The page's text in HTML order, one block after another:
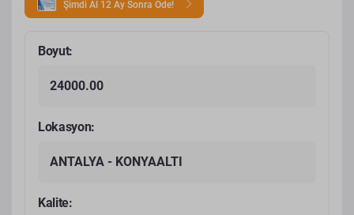
Şimdi Al 12 Ay Sonra Öde!
Boyut:
24000.00
Lokasyon:
ANTALYA - KONYAALTI
Kalite: